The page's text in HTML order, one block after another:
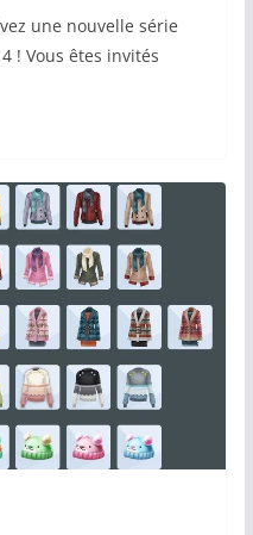
une nouvelle série
! Vous êtes invités